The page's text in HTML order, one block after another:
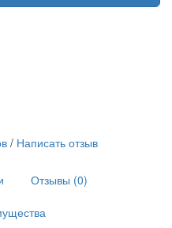
/ Написать отзыв
Отзывы (0)